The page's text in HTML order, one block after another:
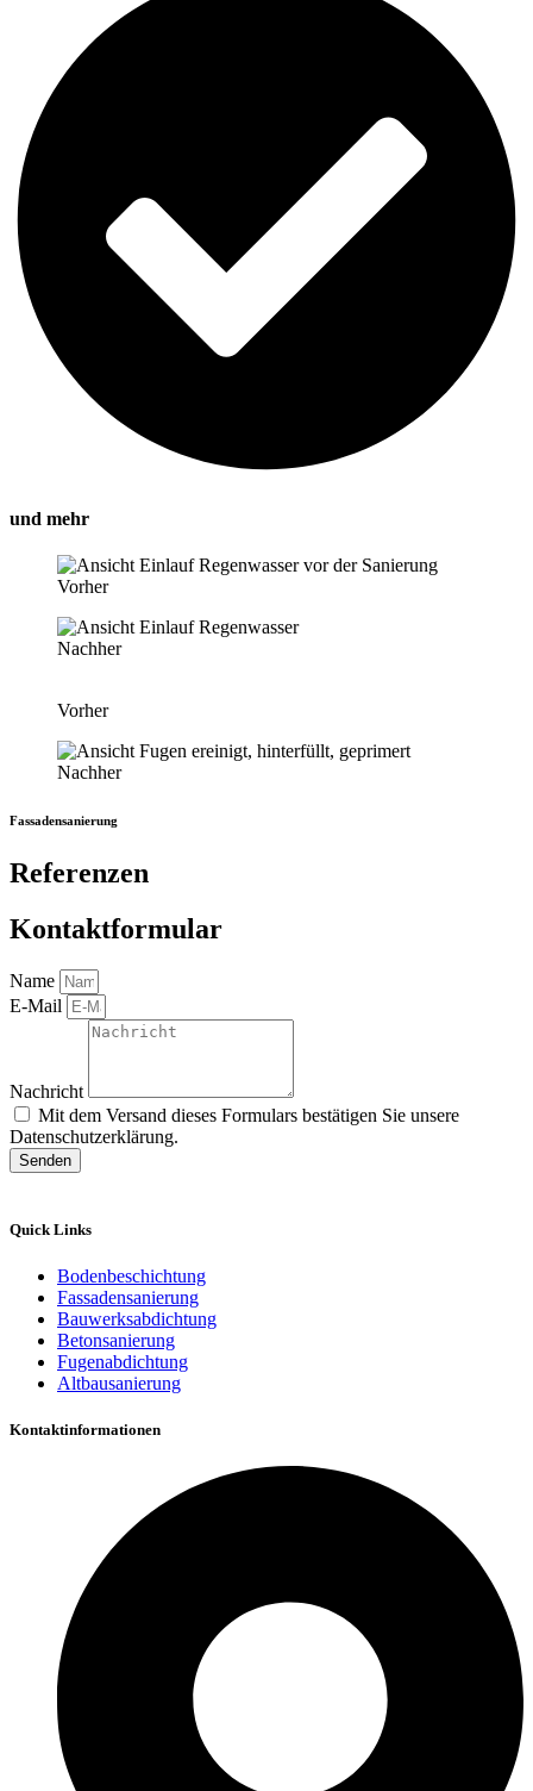
und mehr
Vorher
Nachher
Vorher
Nachher
Fassadensanierung
Referenzen
Kontaktformular
Name
E-Mail
Nachricht
Mit dem Versand dieses Formulars bestätigen Sie unsere
Datenschutzerklärung.
Senden
Quick Links
Bodenbeschichtung
Fassadensanierung
Bauwerksabdichtung
Betonsanierung
Fugenabdichtung
Altbausanierung
Kontaktinformationen